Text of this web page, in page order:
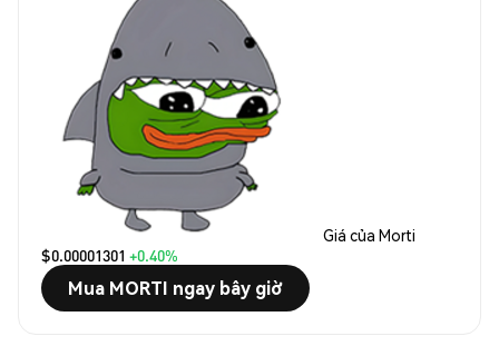
Giá của Morti
$0.00001301 +0.40%
Mua MORTI ngay bây giờ